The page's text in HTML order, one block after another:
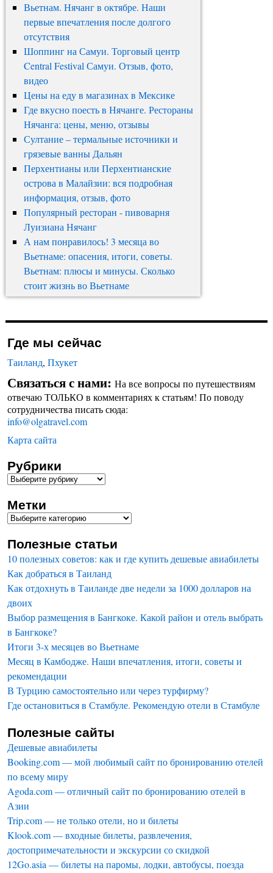
Вьетнам. Нячанг в октябре. Наши
первые впечатления после долгого
отсутствия
Шоппинг на Самуи. Торговый центр
Central Festival Самуи. Отзыв, фото,
видео
Цены на еду в магазинах в Мексике
Где вкусно поесть в Нячанге. Рестораны
Нячанга: цены, меню, отзывы
Султание – термальные источники и
грязевые ванны Дальян
Перхентианы или Перхентианские
острова в Малайзии: вся подробная
информация, отзыв, фото
Популярный ресторан - пивоварня
Луизиана Нячанг
А нам понравилось! 3 месяца во
Вьетнаме: опасения, итоги, советы.
Вьетнам: плюсы и минусы. Сколько
стоит жизнь во Вьетнаме
Где мы сейчас
Таиланд, Пхукет
Связаться с нами: На все вопросы по путешествиям
отвечаю ТОЛЬКО в комментариях к статьям! По поводу
сотрудничества писать сюда:
info@olgatravel.com
Карта сайта
Рубрики
Метки
Полезные статьи
10 полезных советов: как и где купить дешевые авиабилеты
Как добраться в Таиланд
Как отдохнуть в Таиланде две недели за 1000 долларов на
двоих
Выбор размещения в Бангкоке. Какой район и отель выбрать
в Бангкоке?
Итоги 3-х месяцев во Вьетнаме
Месяц в Камбодже. Наши впечатления, итоги, советы и
рекомендации
В Турцию самостоятельно или через турфирму?
Где остановиться в Стамбуле. Рекомендую отели в Стамбуле
Полезные сайты
Дешевые авиабилеты
Booking.com — мой любимый сайт по бронированию отелей
по всему миру
Agoda.com — отличный сайт по бронированию отелей в
Азии
Trip.com — не только отели, но и билеты
Klook.com — входные билеты, развлечения,
достопримечательности и экскурсии со скидкой
12Go.asia — билеты на паромы, лодки, автобусы, поезда